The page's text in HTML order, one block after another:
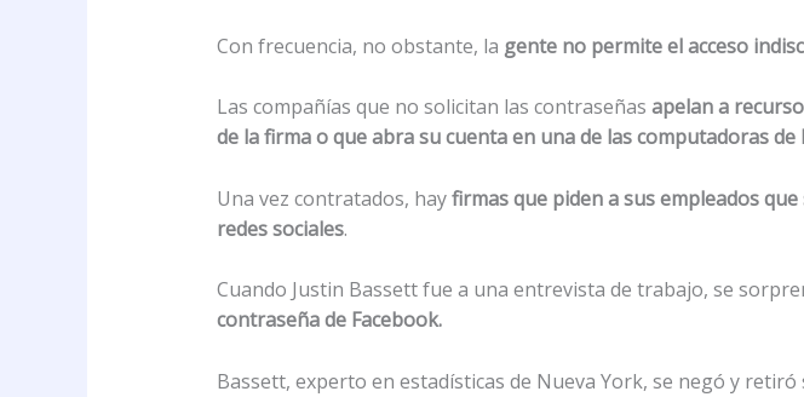
Con frecuencia, no obstante, la gente no permite el acceso
Las compañías que no solicitan las contraseñas apelan a
de la firma o que abra su cuenta en una de las computadoras
Una vez contratados, hayfirmas que piden a sus empleados
redes sociales.
Cuando Justin Bassett fue a una entrevista de trabajo, se
contraseña de Facebook.
Bassett, experto en estadísticas de Nueva York, se negó y